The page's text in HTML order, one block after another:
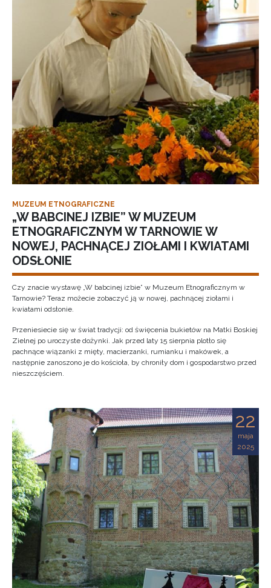
MUZEUM ETNOGRAFICZNE
„W BABCINEJ IZBIE” W MUZEUM
ETNOGRAFICZNYM W TARNOWIE W
NOWEJ, PACHNĄCEJ ZIOŁAMI I KWIATAMI
ODSŁONIE
Czy znacie wystawę „W babcinej izbie” w Muzeum Etnograficznym w
Tarnowie? Teraz możecie zobaczyć ją w nowej, pachnącej ziołami i
kwiatami odsłonie.
Przeniesiecie się w świat tradycji: od święcenia bukietów na Matki Boskiej
Zielnej po uroczyste dożynki. Jak przed laty 15 sierpnia plotło się
pachnące wiązanki z mięty, macierzanki, rumianku i makówek, a
następnie zanoszono je do kościoła, by chroniły dom i gospodarstwo przed
nieszczęściem.
22
maja
2025